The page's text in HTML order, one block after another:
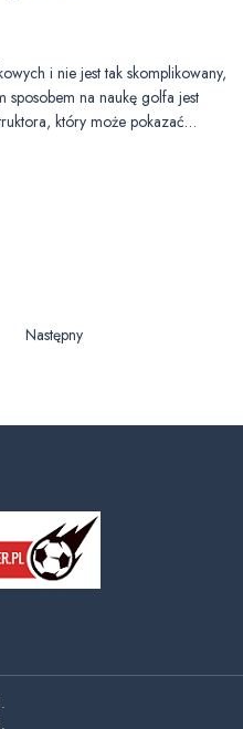
i nie jest tak skomplikowany,
sposobem na naukę golfa jest
który może pokazać…
Następny